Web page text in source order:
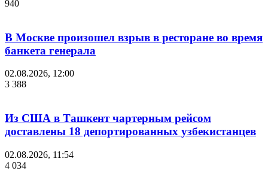
940
В Москве произошел взрыв в ресторане во время
банкета генерала
02.08.2026, 12:00
3 388
Из США в Ташкент чартерным рейсом
доставлены 18 депортированных узбекистанцев
02.08.2026, 11:54
4 034